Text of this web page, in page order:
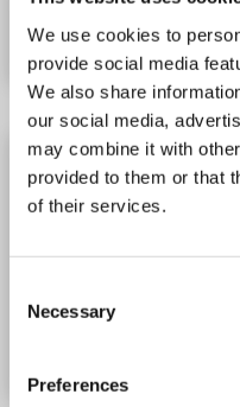
We use cookies to
provide social media
We also share
our social media,
may combine it with
provided to them or that
of their services.
Selection
Necessary
Preferences
Fiche technique
MMP19 Kit ELISA
MMP19 Reactivité:
N° du produit ABIN1381329